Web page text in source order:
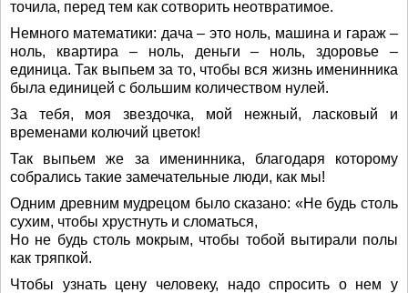
точила, перед тем как сотворить неотвратимое.
Немного математики: дача – это ноль, машина и гараж –
ноль, квартира – ноль, деньги – ноль, здоровье –
единица. Так выпьем за то, чтобы вся жизнь именинника
была единицей с большим количеством нулей.
За тебя, моя звездочка, мой нежный, ласковый и
временами колючий цветок!
Так выпьем же за именинника, благодаря которому
собрались такие замечательные люди, как мы!
Одним древним мудрецом было сказано: «Не будь столь
сухим, чтобы хрустнуть и сломаться,
Но не будь столь мокрым, чтобы тобой вытирали полы
как тряпкой.
Чтобы узнать цену человеку, надо спросить о нем у